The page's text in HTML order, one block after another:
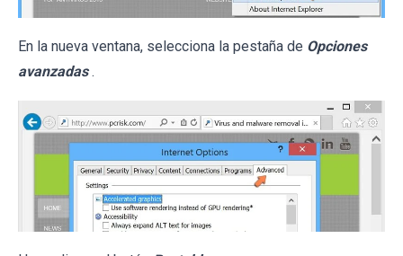
En la nueva ventana, selecciona la pestaña de Opciones
avanzadas .